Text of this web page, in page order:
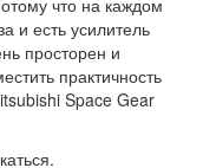
что на каждом
и есть усилитель
просторен и
практичность
Space Gear